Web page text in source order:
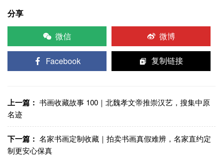
分享
微信
微博
Facebook 复制链接
上一篇： 书画收藏故事 100｜北魏孝文帝推崇汉艺，搜集中原
名迹
下一篇： 名家书画定制收藏｜拍卖书画真假难辨，名家直约定
制更安心保真